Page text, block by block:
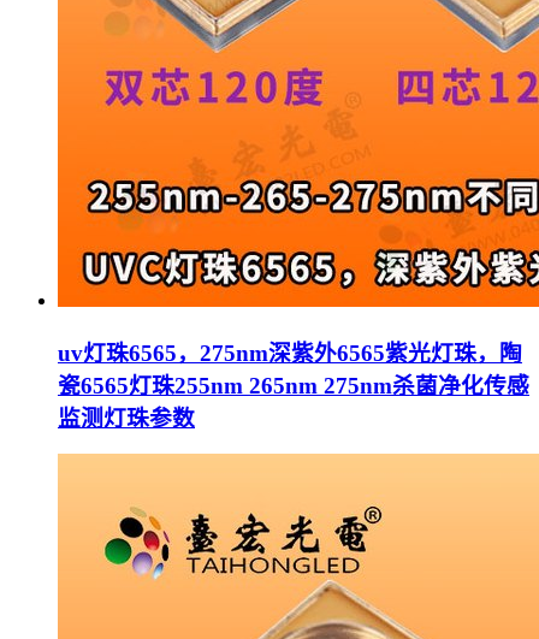
uv灯珠6565，275nm深紫外6565紫光灯珠，陶
瓷6565灯珠255nm 265nm 275nm杀菌净化传感
监测灯珠参数